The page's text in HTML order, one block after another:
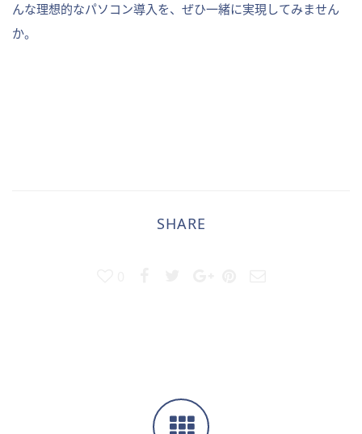
んな理想的なパソコン導入を、ぜひ一緒に実現してみません
か。
SHARE